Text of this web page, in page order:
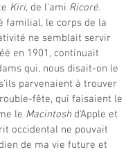
Kiri, de l'ami Ricoré.
familial, le corps de la
ne semblait servir
en 1901, continuait
qui, nous disait-on le
parvenaient à trouver
fête, qui faisaient le
le Macintosh d'Apple et
occidental ne pouvait
de ma vie future et